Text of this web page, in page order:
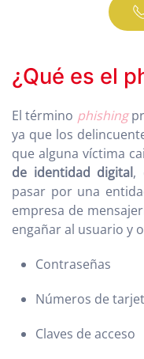
¿Qué es el
El término phishing
ya que los
que alguna víctima
de identidad digital,
pasar por una
empresa de
engañar al usuario y
Contraseñas
Números de
Claves de acceso